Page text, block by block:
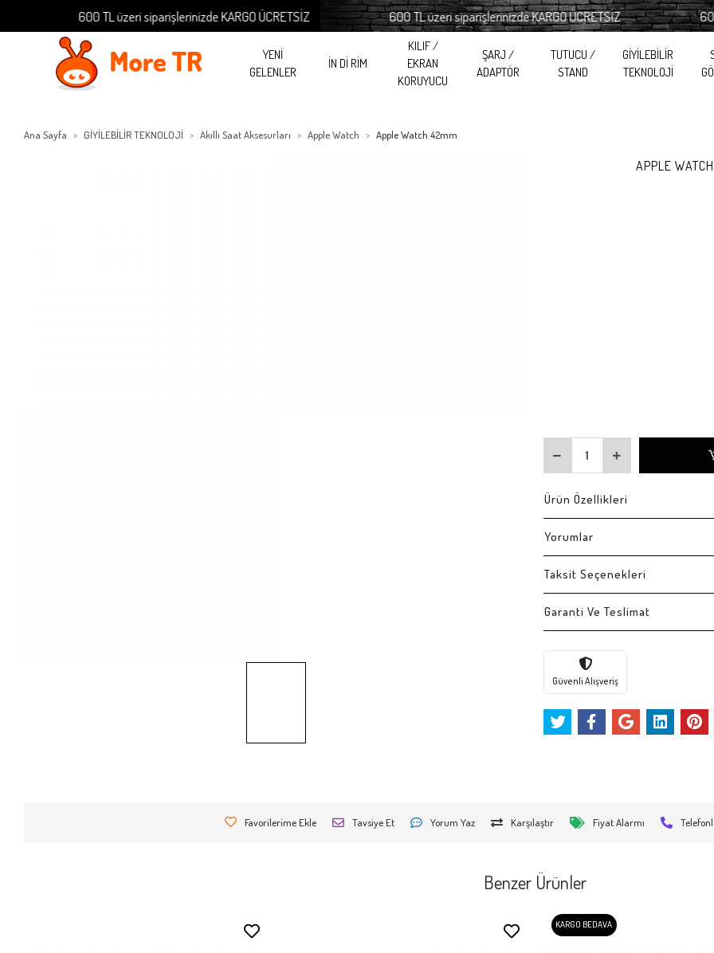
600 TL üzeri siparişlerinizde KARGO ÜCRETSİZ 600 TL üzeri siparişlerinizde KARGO ÜCRETSİZ 600 TL
YENİ
GELENLER
İN Dİ RİM
KILIF /
EKRAN
KORUYUCU
ŞARJ /
ADAPTÖR
TUTUCU /
STAND
GİYİLEBİLİR
TEKNOLOJİ
Ana Sayfa GİYİLEBİLİR TEKNOLOJİ Akıllı Saat Aksesurları Apple Watch Apple Watch 42mm
APPLE
Ürün Özellikleri
Yorumlar
Taksit Seçenekleri
Garanti Ve Teslimat
Güvenli Alışveriş
Favorilerime Ekle Tavsiye Et Yorum Yaz Karşılaştır Fiyat Alarmı
Benzer Ürünler
KARGO BEDAVA